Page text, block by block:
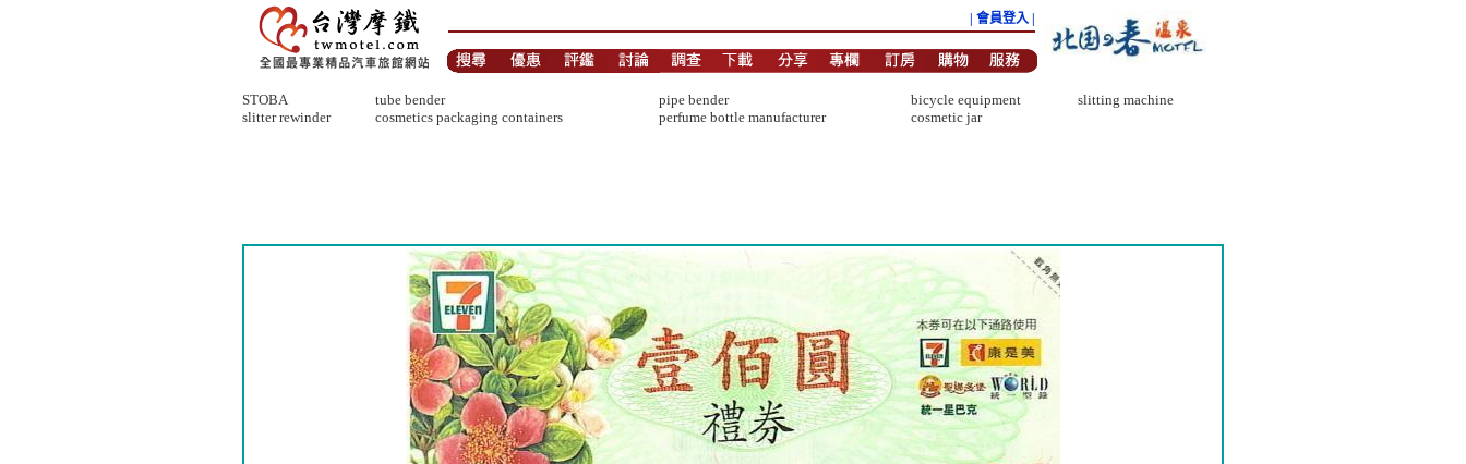
| 會員登入 |
STOBA tube bender pipe bender bicycle equipment
slitting machine
slitter rewinder
cosmetics packaging containers perfume bottle manufacturer cosmetic jar